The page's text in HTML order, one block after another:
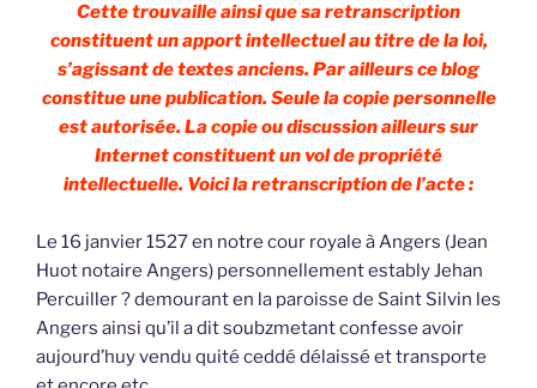
Cette trouvaille ainsi que sa retranscription
constituent un apport intellectuel au titre de la loi,
s’agissant de textes anciens. Par ailleurs ce blog
constitue une publication. Seule la copie personnelle
est autorisée. La copie ou discussion ailleurs sur
Internet constituent un vol de propriété
intellectuelle. Voici la retranscription de l’acte :
Le 16 janvier 1527 en notre cour royale à Angers (Jean
Huot notaire Angers) personnellement estably Jehan
Percuiller ? demourant en la paroisse de Saint Silvin les
Angers ainsi qu’il a dit soubzmetant confesse avoir
aujourd’huy vendu quité ceddé délaissé et transporte